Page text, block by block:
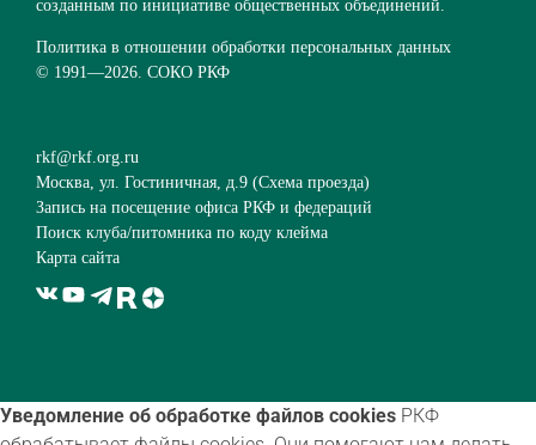
созданным по инициативе общественных объединений.
Политика в отношении обработки персональных данных
© 1991—2026. СОКО РКФ
rkf@rkf.org.ru
Москва, ул. Гостиничная, д.9 (Схема проезда)
Запись на посещение офиса РКФ и федераций
Поиск клуба/питомника по коду клейма
Карта сайта
Уведомление об обработке файлов cookies РКФ